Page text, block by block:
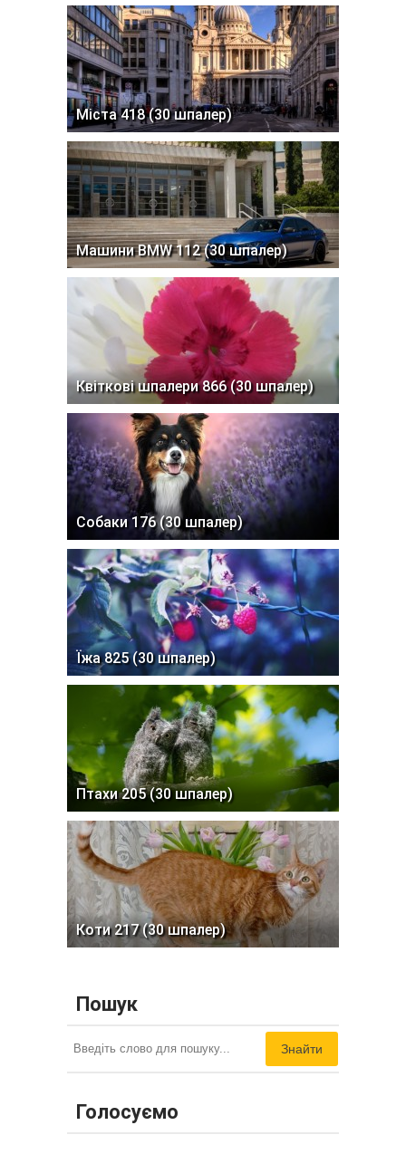
Міста 418 (30 шпалер)
Машини BMW 112 (30 шпалер)
Квіткові шпалери 866 (30 шпалер)
Собаки 176 (30 шпалер)
Їжа 825 (30 шпалер)
Птахи 205 (30 шпалер)
Коти 217 (30 шпалер)
Пошук
Знайти
Голосуємо